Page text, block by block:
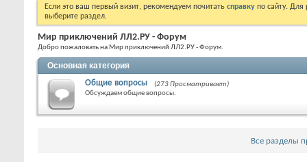
Если это ваш первый визит, рекомендуем почитать справку по сайту.
выберите раздел.
Мир приключений ЛЛ2.РУ - Форум
Добро пожаловать на Мир приключений ЛЛ2.РУ - Форум.
Основная категория
Общие вопросы
(273 Просматривает)
Обсуждаем общие вопросы.
Все разделы